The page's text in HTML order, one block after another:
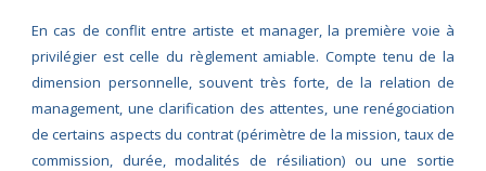
En cas de conflit entre artiste et manager, la première voie à
privilégier est celle du règlement amiable. Compte tenu de la
dimension personnelle, souvent très forte, de la relation de
management, une clarification des attentes, une renégociation
de certains aspects du contrat (périmètre de la mission, taux de
commission, durée, modalités de résiliation) ou une sortie